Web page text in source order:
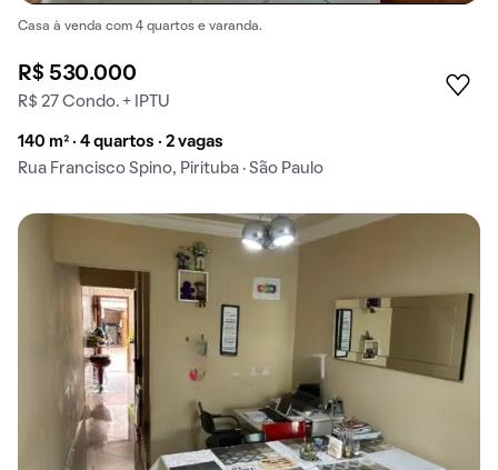
Casa à venda com 4 quartos e varanda.
R$ 530.000
R$ 27 Condo. + IPTU
140 m² · 4 quartos · 2 vagas
Rua Francisco Spino, Pirituba · São Paulo